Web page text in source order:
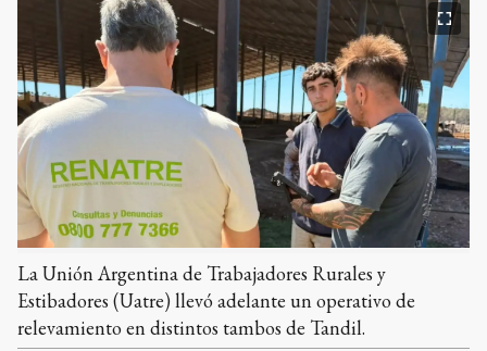
La Unión Argentina de Trabajadores Rurales y
Estibadores (Uatre) llevó adelante un operativo de
relevamiento en distintos tambos de Tandil.